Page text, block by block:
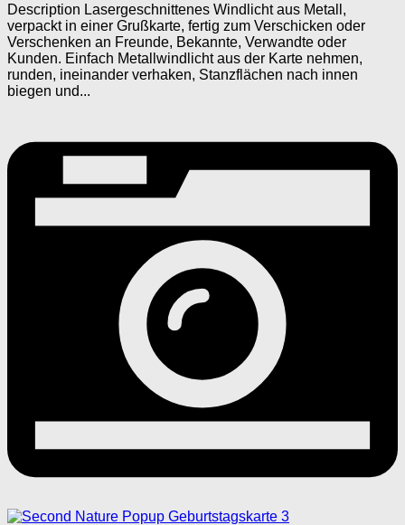
Description Lasergeschnittenes Windlicht aus Metall,
verpackt in einer Grußkarte, fertig zum Verschicken oder
Verschenken an Freunde, Bekannte, Verwandte oder
Kunden. Einfach Metallwindlicht aus der Karte nehmen,
runden, ineinander verhaken, Stanzflächen nach innen
biegen und...
3